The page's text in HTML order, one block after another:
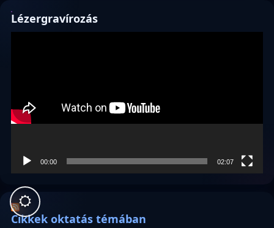
Lézergravírozás
00:00 02:07
Cikkek oktatás témában